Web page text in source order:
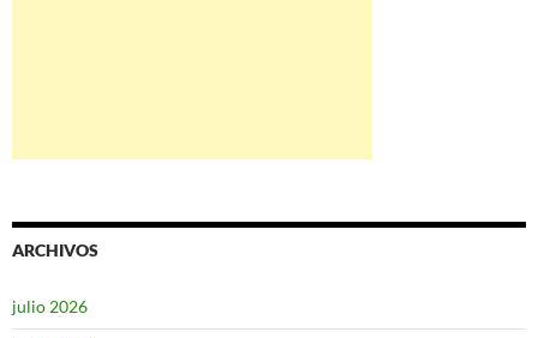
ARCHIVOS
julio 2026